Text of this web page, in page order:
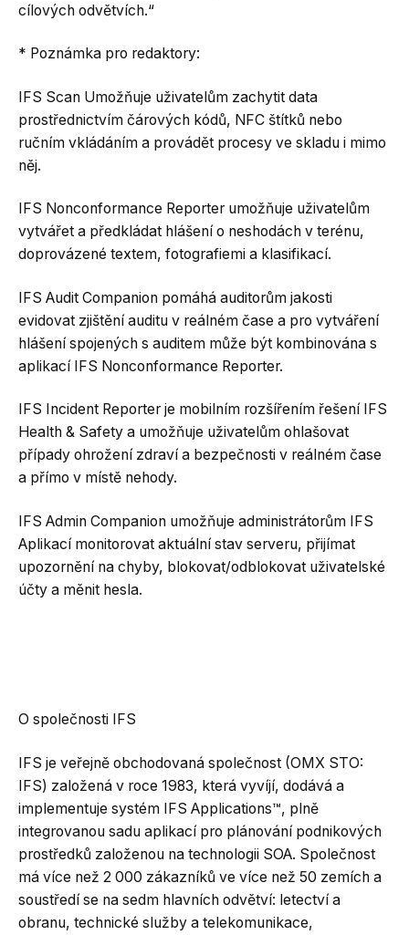
cílových odvětvích.“
* Poznámka pro redaktory:
IFS Scan Umožňuje uživatelům zachytit data
prostřednictvím čárových kódů, NFC štítků nebo
ručním vkládáním a provádět procesy ve skladu i mimo
něj.
IFS Nonconformance Reporter umožňuje uživatelům
vytvářet a předkládat hlášení o neshodách v terénu,
doprovázené textem, fotografiemi a klasifikací.
IFS Audit Companion pomáhá auditorům jakosti
evidovat zjištění auditu v reálném čase a pro vytváření
hlášení spojených s auditem může být kombinována s
aplikací IFS Nonconformance Reporter.
IFS Incident Reporter je mobilním rozšířením řešení IFS
Health & Safety a umožňuje uživatelům ohlašovat
případy ohrožení zdraví a bezpečnosti v reálném čase
a přímo v místě nehody.
IFS Admin Companion umožňuje administrátorům IFS
Aplikací monitorovat aktuální stav serveru, přijímat
upozornění na chyby, blokovat/odblokovat uživatelské
účty a měnit hesla.
O společnosti IFS
IFS je veřejně obchodovaná společnost (OMX STO:
IFS) založená v roce 1983, která vyvíjí, dodává a
implementuje systém IFS Applications™, plně
integrovanou sadu aplikací pro plánování podnikových
prostředků založenou na technologii SOA. Společnost
má více než 2 000 zákazníků ve více než 50 zemích a
soustředí se na sedm hlavních odvětví: letectví a
obranu, technické služby a telekomunikace,